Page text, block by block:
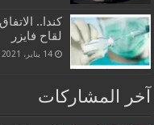
لقاح فايزر
14 يناير، 2021
آخر المشاركات